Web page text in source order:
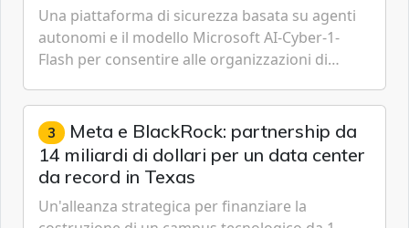
Una piattaforma di sicurezza basata su agenti
autonomi e il modello Microsoft AI-Cyber-1-
Flash per consentire alle organizzazioni di
gestione continua del rischio.
3 Meta e BlackRock: partnership da
14 miliardi di dollari per un data center
da record in Texas
Un'alleanza strategica per finanziare la